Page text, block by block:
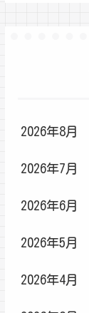
2026年8月
2026年7月
2026年6月
2026年5月
2026年4月